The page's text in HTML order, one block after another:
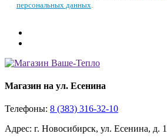
персональных данных
Магазин на ул. Есенина
Телефоны: 8 (383) 316-32-10
Адрес: г. Новосибирск, ул. Есенина, д. 1